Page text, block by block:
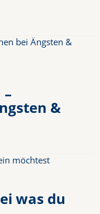
&
was du